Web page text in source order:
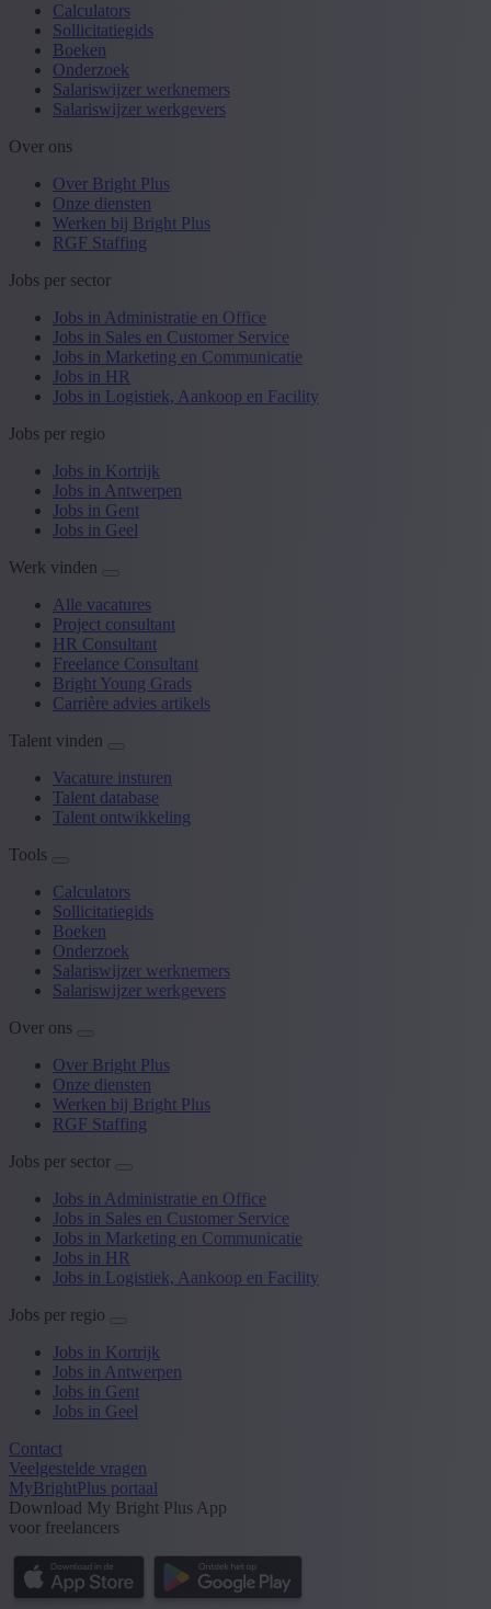
Calculators
Sollicitatiegids
Boeken
Onderzoek
Salariswijzer werknemers
Salariswijzer werkgevers
Over ons
Over Bright Plus
Onze diensten
Werken bij Bright Plus
RGF Staffing
Jobs per sector
Jobs in Administratie en Office
Jobs in Sales en Customer Service
Jobs in Marketing en Communicatie
Jobs in HR
Jobs in Logistiek, Aankoop en Facility
Jobs per regio
Jobs in Kortrijk
Jobs in Antwerpen
Jobs in Gent
Jobs in Geel
Werk vinden
Alle vacatures
Project consultant
HR Consultant
Freelance Consultant
Bright Young Grads
Carrière advies artikels
Talent vinden
Vacature insturen
Talent database
Talent ontwikkeling
Tools
Calculators
Sollicitatiegids
Boeken
Onderzoek
Salariswijzer werknemers
Salariswijzer werkgevers
Over ons
Over Bright Plus
Onze diensten
Werken bij Bright Plus
RGF Staffing
Jobs per sector
Jobs in Administratie en Office
Jobs in Sales en Customer Service
Jobs in Marketing en Communicatie
Jobs in HR
Jobs in Logistiek, Aankoop en Facility
Jobs per regio
Jobs in Kortrijk
Jobs in Antwerpen
Jobs in Gent
Jobs in Geel
Contact
Veelgestelde vragen
MyBrightPlus portaal
Download My Bright Plus App
voor freelancers